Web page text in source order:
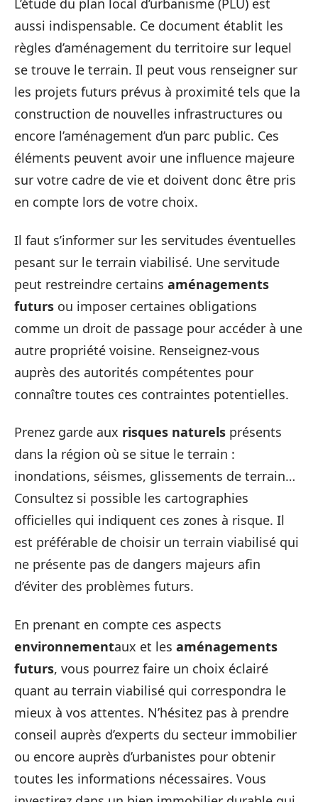
L’étude du plan local d’urbanisme (PLU) est
aussi indispensable. Ce document établit les
règles d’aménagement du territoire sur lequel
se trouve le terrain. Il peut vous renseigner sur
les projets futurs prévus à proximité tels que la
construction de nouvelles infrastructures ou
encore l’aménagement d’un parc public. Ces
éléments peuvent avoir une influence majeure
sur votre cadre de vie et doivent donc être pris
en compte lors de votre choix.
Il faut s’informer sur les servitudes éventuelles
pesant sur le terrain viabilisé. Une servitude
peut restreindre certains aménagements
futurs ou imposer certaines obligations
comme un droit de passage pour accéder à une
autre propriété voisine. Renseignez-vous
auprès des autorités compétentes pour
connaître toutes ces contraintes potentielles.
Prenez garde aux risques naturels présents
dans la région où se situe le terrain :
inondations, séismes, glissements de terrain…
Consultez si possible les cartographies
officielles qui indiquent ces zones à risque. Il
est préférable de choisir un terrain viabilisé qui
ne présente pas de dangers majeurs afin
d’éviter des problèmes futurs.
En prenant en compte ces aspects
environnementaux et les aménagements
futurs, vous pourrez faire un choix éclairé
quant au terrain viabilisé qui correspondra le
mieux à vos attentes. N’hésitez pas à prendre
conseil auprès d’experts du secteur immobilier
ou encore auprès d’urbanistes pour obtenir
toutes les informations nécessaires. Vous